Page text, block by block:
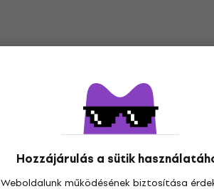
Hozzájárulás a sütik
Weboldalunk működésének biztosítása